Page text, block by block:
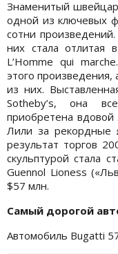
Знаменитый
одной из ключевых
сотни
них стала отлитая
L’Homme qui
этого произведения,
из них.
Sotheby’s, она
приобретена вдовой
Лили за рекордные
результат торгов
скульптурой стала
Guennol Lioness
$57 млн.
Самый дорогой
Автомобиль Bugatti